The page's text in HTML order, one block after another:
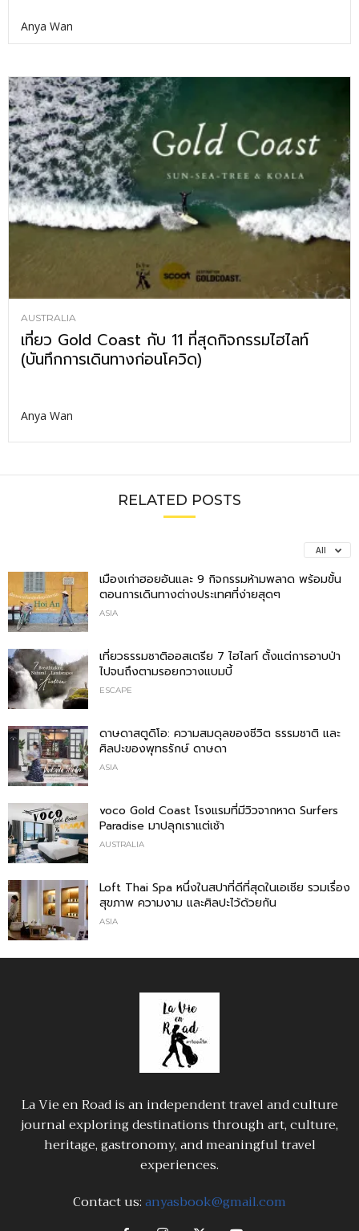
Anya Wan
AUSTRALIA
เที่ยว Gold Coast กับ 11 ที่สุดกิจกรรมไฮไลท์
(บันทึกการเดินทางก่อนโควิด)
Anya Wan
RELATED POSTS
All
เมืองเก่าฮอยอันและ 9 กิจกรรมห้ามพลาด พร้อมขั้น
ตอนการเดินทางต่างประเทศที่ง่ายสุดๆ
ASIA
เที่ยวธรรมชาติออสเตรีย 7 ไฮไลท์ ตั้งแต่การอาบป่า
ไปจนถึงตามรอยกวางแบมบี้
ESCAPE
ดาษดาสตูดิโอ: ความสมดุลของชีวิต ธรรมชาติ และ
ศิลปะของพุทธรักษ์ ดาษดา
ASIA
voco Gold Coast โรงแรมที่มีวิวจากหาด Surfers
Paradise มาปลุกเราแต่เช้า
AUSTRALIA
Loft Thai Spa หนึ่งในสปาที่ดีที่สุดในเอเชีย รวมเรื่อง
สุขภาพ ความงาม และศิลปะไว้ด้วยกัน
ASIA
La Vie en Road is an independent travel and culture
journal exploring destinations through art, culture,
heritage, gastronomy, and meaningful travel
experiences.
Contact us:anyasbook@gmail.com